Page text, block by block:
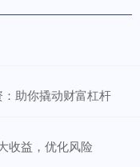
助你撬动财富杠杆
收益，优化风险